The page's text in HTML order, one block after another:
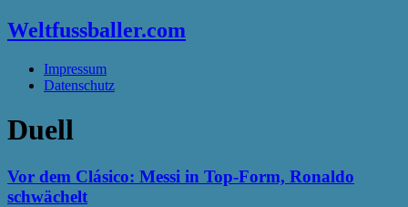
Weltfussballer.com
Impressum
Datenschutz
Duell
Vor dem Clásico: Messi in Top-Form, Ronaldo
schwächelt